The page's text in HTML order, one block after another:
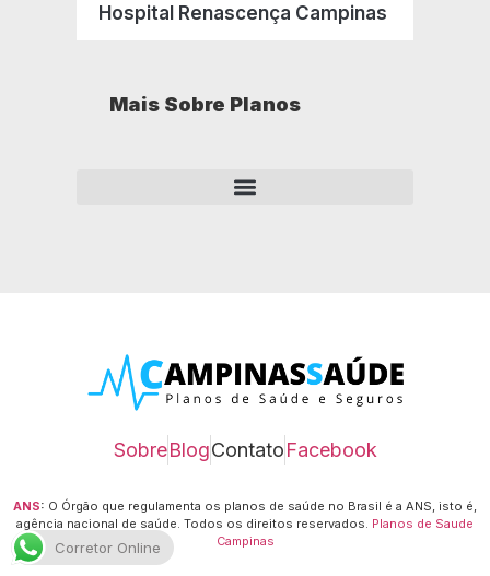
Hospital Renascença Campinas
Mais Sobre Planos
SobreBlogContatoFacebook
ANS: O Órgão que regulamenta os planos de saúde no Brasil é a ANS, isto é,
agência nacional de saúde. Todos os direitos reservados. Planos de Saude
Campinas
Corretor Online